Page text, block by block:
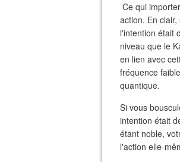
Ce qui
action. En
l'intention était
niveau que le
en lien avec
fréquence
quantique.
Si vous
intention était
étant noble,
l'action elle-